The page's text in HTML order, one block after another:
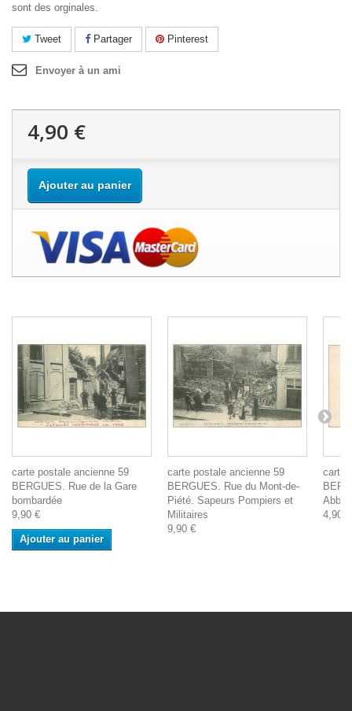
sont des orginales.
Tweet Partager Pinterest
Envoyer à un ami
4,90 €
Ajouter au panier
carte postale ancienne 59
BERGUES. Rue de la Gare
bombardée
9,90 €
Ajouter au panier
carte postale ancienne 59
BERGUES. Rue du Mont-de-
Piété. Sapeurs Pompiers et
Militaires
9,90 €
carte
4,90 €